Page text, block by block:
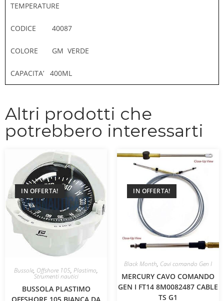
TEMPERATURE
CODICE 40087
COLORE GM VERDE
CAPACITA’ 400ML
Altri prodotti che
potrebbero interessarti
IN OFFERTA!
Bussole, Offshore 105, Plastimo,
Strumenti nautici
BUSSOLA PLASTIMO
IN OFFERTA!
Black Month, Cavi comando Gen I
MERCURY CAVO COMANDO
GEN I FT14 8M0082487 CABLE
TS G1